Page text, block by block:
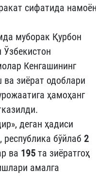
сифатида
муборак Қурбон
Кенгашининг
зиёрат одоблари
ҳамоҳанг
деган ҳадиси
бўйлаб 2
ва 195 та зиёратгоҳ
амалга